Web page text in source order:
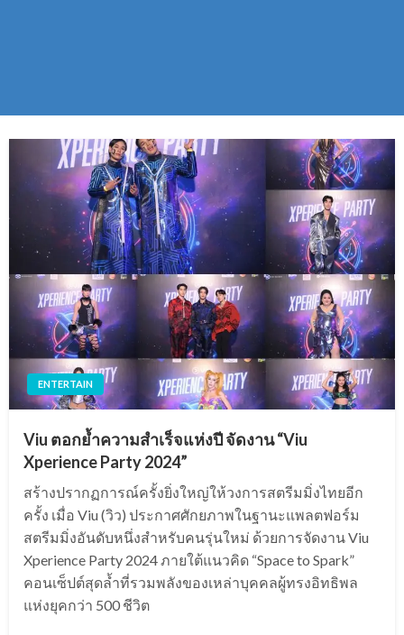
ENTERTAIN
Viu ตอกย้ำความสำเร็จแห่งปี จัดงาน “Viu
Xperience Party 2024”
สร้างปรากฏการณ์ครั้งยิ่งใหญ่ให้วงการสตรีมมิ่งไทยอีก
ครั้ง เมื่อ Viu (วิว) ประกาศศักยภาพในฐานะแพลตฟอร์ม
สตรีมมิ่งอันดับหนึ่งสำหรับคนรุ่นใหม่ ด้วยการจัดงาน Viu
Xperience Party 2024 ภายใต้แนวคิด “Space to Spark”
คอนเซ็ปต์สุดล้ำที่รวมพลังของเหล่าบุคคลผู้ทรงอิทธิพล
แห่งยุคกว่า 500 ชีวิต